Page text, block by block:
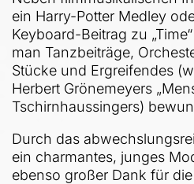
ein Harry-Potter Medley
Keyboard-Beitrag zu
man Tanzbeiträge,
Stücke und Ergreifendes
Herbert Grönemeyers
Tschirnhaussingers)
Durch das
ein charmantes, junges
ebenso großer Dank für